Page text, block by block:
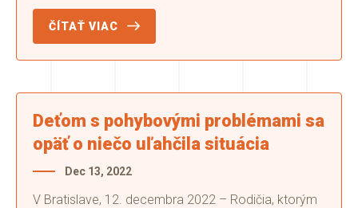
ČÍTAŤ VIAC
Deťom s pohybovými problémami sa
opäť o niečo uľahčila situácia
Dec 13, 2022
V Bratislave, 12. decembra 2022 – Rodičia, ktorým